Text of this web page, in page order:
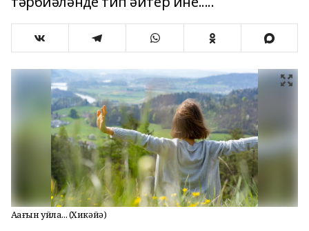
Аҙағын уйла... (Хикәйә)